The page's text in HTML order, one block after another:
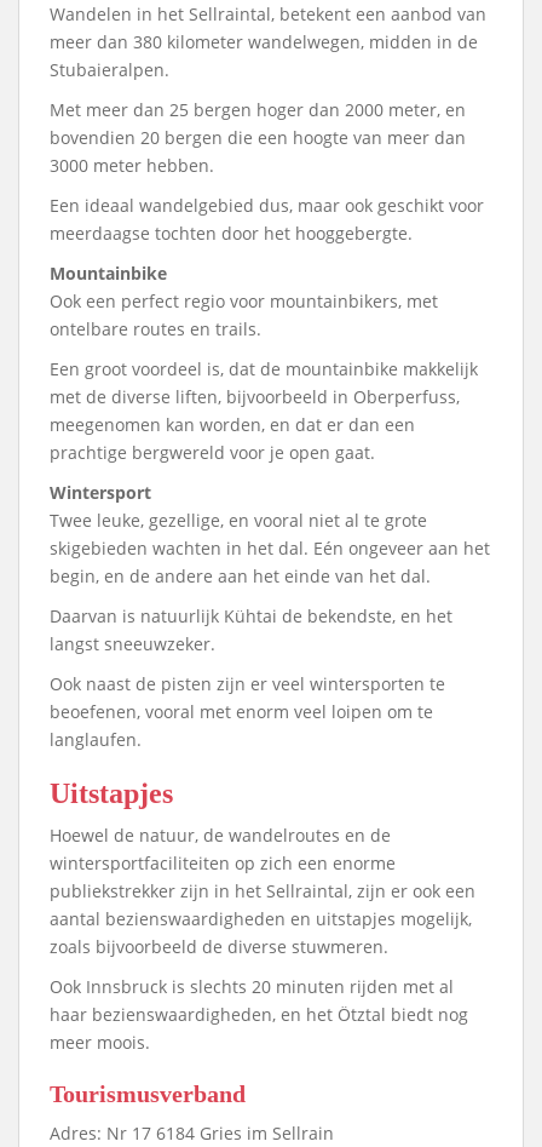
Wandelen in het Sellraintal, betekent een aanbod van
meer dan 380 kilometer wandelwegen, midden in de
Stubaieralpen.
Met meer dan 25 bergen hoger dan 2000 meter, en
bovendien 20 bergen die een hoogte van meer dan
3000 meter hebben.
Een ideaal wandelgebied dus, maar ook geschikt voor
meerdaagse tochten door het hooggebergte.
Mountainbike
Ook een perfect regio voor mountainbikers, met
ontelbare routes en trails.
Een groot voordeel is, dat de mountainbike makkelijk
met de diverse liften, bijvoorbeeld in Oberperfuss,
meegenomen kan worden, en dat er dan een
prachtige bergwereld voor je open gaat.
Wintersport
Twee leuke, gezellige, en vooral niet al te grote
skigebieden wachten in het dal. Eén ongeveer aan het
begin, en de andere aan het einde van het dal.
Daarvan is natuurlijk Kühtai de bekendste, en het
langst sneeuwzeker.
Ook naast de pisten zijn er veel wintersporten te
beoefenen, vooral met enorm veel loipen om te
langlaufen.
Uitstapjes
Hoewel de natuur, de wandelroutes en de
wintersportfaciliteiten op zich een enorme
publiekstrekker zijn in het Sellraintal, zijn er ook een
aantal bezienswaardigheden en uitstapjes mogelijk,
zoals bijvoorbeeld de diverse stuwmeren.
Ook Innsbruck is slechts 20 minuten rijden met al
haar bezienswaardigheden, en het Ötztal biedt nog
meer moois.
Tourismusverband
Adres: Nr 17 6184 Gries im Sellrain